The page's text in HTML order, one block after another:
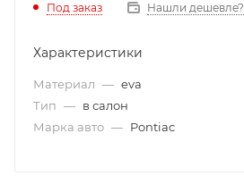
Под заказ Нашли дешевле?
Характеристики
Материал — eva
Тип — в салон
Марка авто — Pontiac